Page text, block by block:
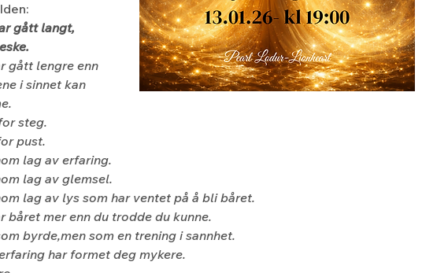
gått langt,
gått lengre enn
i sinnet kan
steg.
pust.
lag av erfaring.
lag av glemsel.
lag av lys som har ventet på å bli båret.
båret mer enn du trodde du kunne.
byrde,men som en trening i sannhet.
har formet deg mykere.